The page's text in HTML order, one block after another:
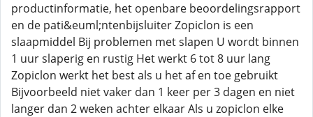
productinformatie, het openbare beoordelingsrapport
en de pati&euml;ntenbijsluiter Zopiclon is een
slaapmiddel Bij problemen met slapen U wordt binnen
1 uur slaperig en rustig Het werkt 6 tot 8 uur lang
Zopiclon werkt het best als u het af en toe gebruikt
Bijvoorbeeld niet vaker dan 1 keer per 3 dagen en niet
langer dan 2 weken achter elkaar Als u zopiclon elke